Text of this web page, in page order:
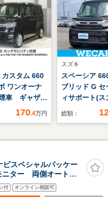
カスタム 660
ワンオーナ
車 ギャザー
ーナビ フル
シング LED
ブレコーダー
ーター サイ
ンエアバック
170.4万円
スズキ
スペーシア
ブリッド G セ
ィサポート(ス
線逸脱防止支
り防止装置/ア
エアバッグ 運
アバッグ 助手
総額：
スペシャルパッケー
ター 両側オートス
ETC スマートキー
付 オンライン相談可